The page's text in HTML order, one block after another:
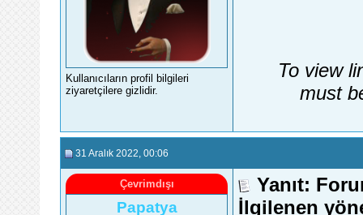
Kullanıcıların profil bilgileri
ziyaretçilere gizlidir.
To view
must
31 Aralık 2022 , 00:06
Çevrimdışı
Papatya
Yanıt:
İlgilenen